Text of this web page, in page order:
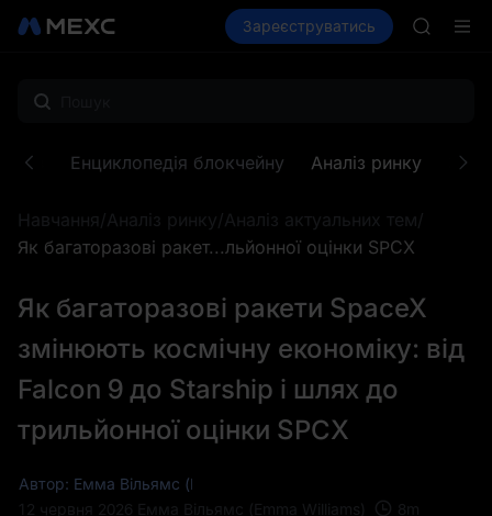
Купити криптовалюту Ринки Спот
Зареєструватись
SKYAI
Енциклопедія блокчейну Аналіз ринку
Навчання/Аналіз ринку/Аналіз актуальних тем/
Як багаторазові ракет...льйонної оцінки SPCX
Як багаторазові ракети SpaceX
змінюють космічну економіку: від
Falcon 9 до Starship і шлях до
трильйонної оцінки SPCX
Автор: Емма Вільямс (Emma Williams)
12 червня 2026 Емма Вільямс (Emma Williams) 8 m